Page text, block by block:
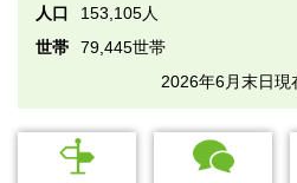
人口
153,105人
世帯
79,445世帯
2026年6月末日現